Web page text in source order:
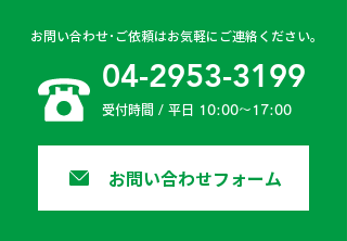
お問い合わせ･ご依頼はお気軽にご連絡ください。
04-2953-3199
受付時間 / 平日 10:00〜17:00
お問い合わせフォーム